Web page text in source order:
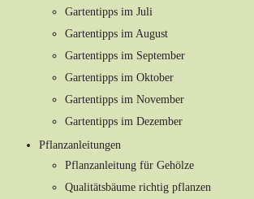
Gartentipps im Juli
Gartentipps im August
Gartentipps im September
Gartentipps im Oktober
Gartentipps im November
Gartentipps im Dezember
Pflanzanleitungen
Pflanzanleitung für Gehölze
Qualitätsbäume richtig pflanzen